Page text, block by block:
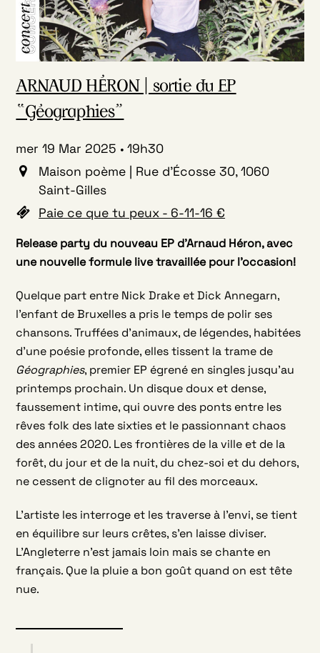
ARNAUD HÉRON | sortie du EP
“Géographies”
mer 19 Mar 2025
19h30
Maison poème | Rue d'Écosse 30, 1060
Saint-Gilles
Paie ce que tu peux - 6-11-16 €
Release party du nouveau EP d’Arnaud Héron, avec
une nouvelle formule live travaillée pour l’occasion!
Quelque part entre Nick Drake et Dick Annegarn,
l’enfant de Bruxelles a pris le temps de polir ses
chansons. Truffées d’animaux, de légendes, habitées
d’une poésie profonde, elles tissent la trame de
Géographies, premier EP égrené en singles jusqu’au
printemps prochain. Un disque doux et dense,
faussement intime, qui ouvre des ponts entre les
rêves folk des late sixties et le passionnant chaos
des années 2020. Les frontières de la ville et de la
forêt, du jour et de la nuit, du chez-soi et du dehors,
ne cessent de clignoter au fil des morceaux.
L’artiste les interroge et les traverse à l’envi, se tient
en équilibre sur leurs crêtes, s’en laisse diviser.
L’Angleterre n’est jamais loin mais se chante en
français. Que la pluie a bon goût quand on est tête
nue.